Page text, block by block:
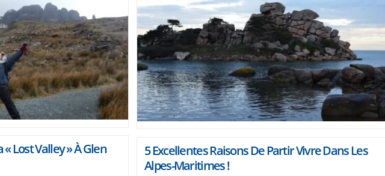
« Lost Valley » À Glen
5 Excellentes Raisons De Partir Vivre Dans Les
Alpes-Maritimes !